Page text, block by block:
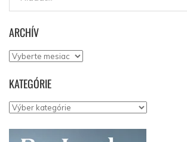
ARCHÍV
Archív
KATEGÓRIE
Kategórie